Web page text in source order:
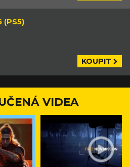
(PS5)
KOUPIT
VIDEA